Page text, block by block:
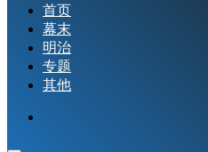
首页
幕末
明治
专题
其他